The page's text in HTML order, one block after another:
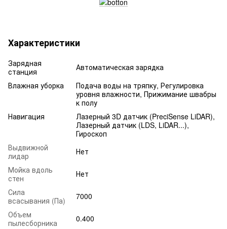
Характеристики
Зарядная
станция
Автоматическая зарядка
Влажная уборка
Подача воды на тряпку, Регулировка
уровня влажности, Прижимание швабры
к полу
Навигация
Лазерный 3D датчик (PreciSense LiDAR),
Лазерный датчик (LDS, LiDAR...),
Гироскоп
Выдвижной
лидар
Нет
Мойка вдоль
стен
Нет
Сила
всасывания (Па)
7000
Объем
пылесборника
0.400